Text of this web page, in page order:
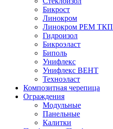
Бикрост
Линокром
Линокром РЕМ ТКП
Гидроизол
Бикроэласт
Биполь
Унифлекс
Унифлекс ВЕНТ
Техноэласт
Композитная черепица
Ограждения
Модульные
Панельные
Калитки